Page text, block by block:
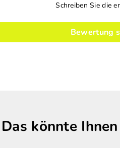
Schreiben Sie die
Bewertung
Das könnte